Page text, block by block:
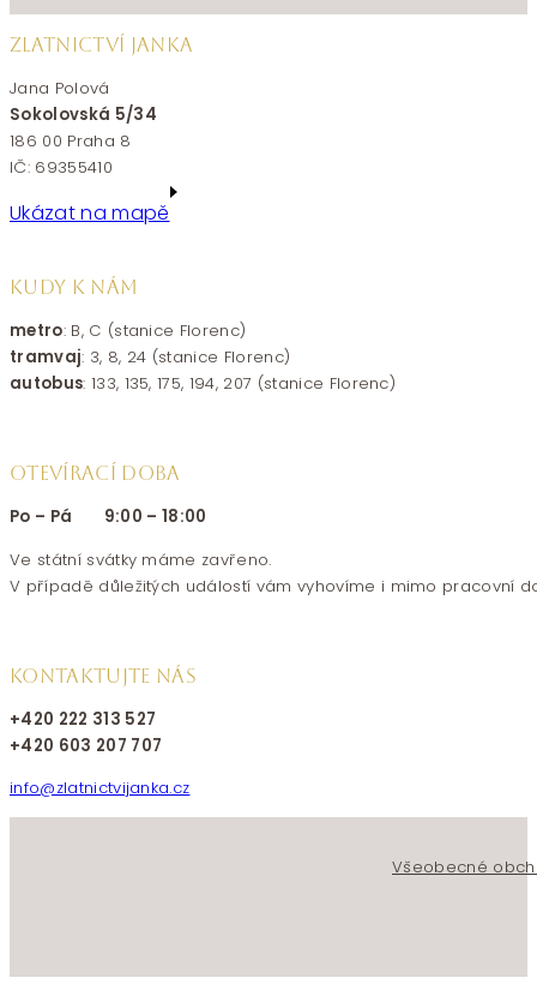
ZLATNICTVÍ JANKA
Jana Polová
Sokolovská 5/34
186 00 Praha 8
IČ: 69355410
Ukázat na mapě
KUDY K NÁM
metro: B, C (stanice Florenc)
tramvaj: 3, 8, 24 (stanice Florenc)
autobus: 133, 135, 175, 194, 207 (stanice Florenc)
OTEVÍRACÍ DOBA
Po – Pá 9:00 – 18:00
Ve státní svátky máme zavřeno.
V případě důležitých událostí vám vyhovíme i mimo pracovní
KONTAKTUJTE NÁS
+420 222 313 527
+420 603 207 707
info@zlatnictvijanka.cz
Všeobecné